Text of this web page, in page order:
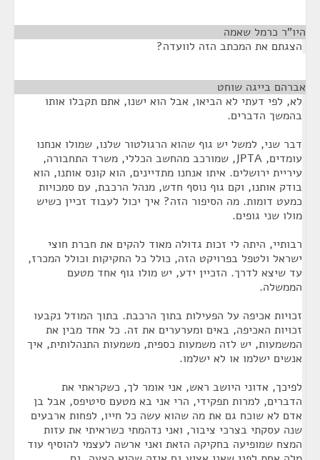
היו"ר כרמל שאמה
הצגתם את המכתב הזה לוועדה?
אברהם בייגה שוחט
לא, לפי דעתי לא הביאו, אבל הוא ישנו, אתם תקבלו אותו
בהמשך הדברים.
דבר שני, למשל יש גוף שהוא הרגולטור שלנו, שמולו אנחנו
עומדים, JPTA, שמורכב מהחשב הכללי, משרד התחבורה,
עיריית ירושלים. איתו אנחנו מתדיינים, הוא קונס אותנו, הוא
בודק אותנו, וקם גוף נוסף חדש, מנהל הרכבת, עם סמכויות
כמעט דומות. מה הסיפור הזה? איך יכול לעבוד זכיין כשיש
מולו שני גופים.
רבותיי, היתה לי זכות גדולה מאוד להקים את חברת חוצי
ישראל ולטפל בפרויקט הזה, כולל כל החקיקות וכולל המכרז,
עד שיצא לדרך. הזכיין ידע, יש מולו גוף אחד מטעם
הממשלה.
זכויות אכיפה על הפעילות בתוך הרכבת. בתוך המודל נקבעו
זכויות האכיפה, באים ומערערים את זה. כל אחד מבין את
המשמעות, יש לזה משמעות כספית, משמעות התנהלותית, איך
אנשים ישלמו או לא ישלמו.
לפיכך, אדוני היושב ראש, אני אומר לך, כשקראתי את
הדברים, למרות תפקידי, הרי אני בא מטעם סיטיפס, אבל בן
אדם לא שוכח גם את מה שהוא עשה כל חייו, לפחות ארבעים
שנה עסקתי בצרכי ציבור, ואני נדהמתי כשראיתי את עזות
המצח שמופיעה בחקיקה הזאת ואני ארשה לעצמי להוסיף עוד